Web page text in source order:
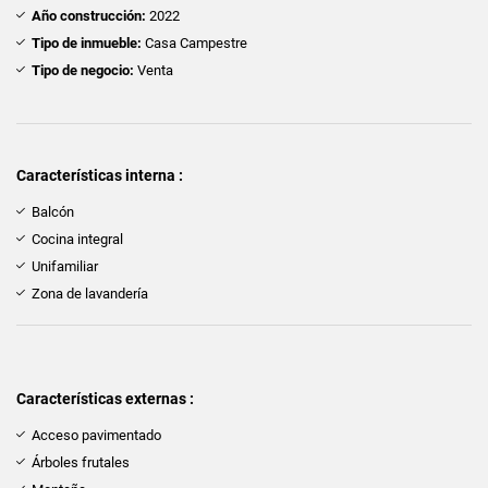
Año construcción: 2022
Tipo de inmueble: Casa Campestre
Tipo de negocio: Venta
Características interna :
Balcón
Cocina integral
Unifamiliar
Zona de lavandería
Características externas :
Acceso pavimentado
Árboles frutales